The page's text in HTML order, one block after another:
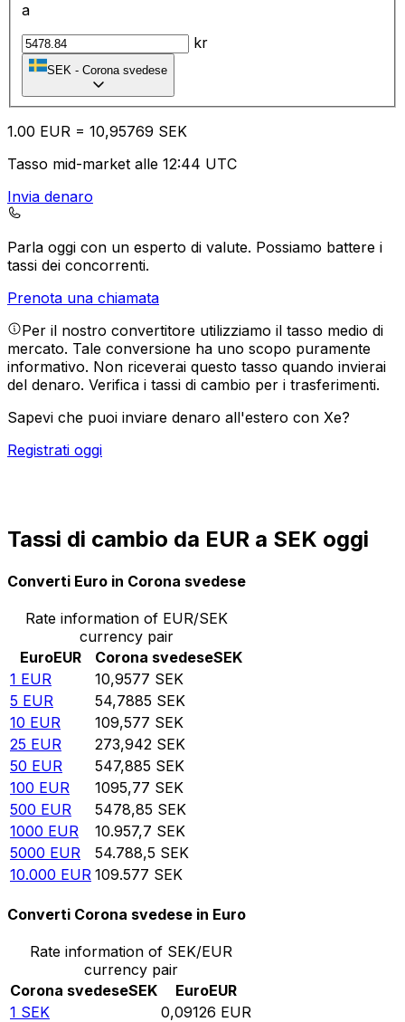
a
kr
SEK - Corona svedese
1.00 EUR = 10,95769 SEK
Tasso mid-market alle 12:44 UTC
Invia denaro
Parla oggi con un esperto di valute. Possiamo battere i
tassi dei concorrenti.
Prenota una chiamata
Per il nostro convertitore utilizziamo il tasso medio di
mercato. Tale conversione ha uno scopo puramente
informativo. Non riceverai questo tasso quando invierai
del denaro. Verifica i tassi di cambio per i trasferimenti.
Sapevi che puoi inviare denaro all'estero con Xe?
Registrati oggi
Tassi di cambio da EUR a SEK oggi
Converti Euro in Corona svedese
Rate information of EUR/SEK
currency pair
EuroEUR Corona svedeseSEK
1 EUR 10,9577 SEK
5 EUR 54,7885 SEK
10 EUR 109,577 SEK
25 EUR 273,942 SEK
50 EUR 547,885 SEK
100 EUR 1095,77 SEK
500 EUR 5478,85 SEK
1000 EUR 10.957,7 SEK
5000 EUR 54.788,5 SEK
10.000 EUR 109.577 SEK
Converti Corona svedese in Euro
Rate information of SEK/EUR
currency pair
Corona svedeseSEK EuroEUR
1 SEK 0,09126 EUR